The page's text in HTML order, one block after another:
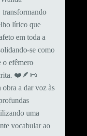
transformando
lírico que
em toda a
se como
o efêmero
❤️🪶📜
obra a dar voz às
uma
vocabular ao